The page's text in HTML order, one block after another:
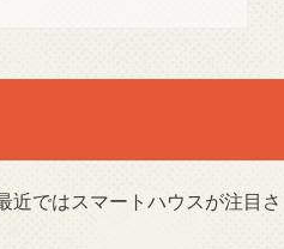
近ではスマートハウスが注目さ